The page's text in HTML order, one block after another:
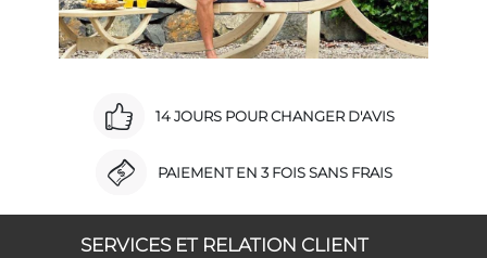
14 JOURS POUR CHANGER D'AVIS
PAIEMENT EN 3 FOIS SANS FRAIS
SERVICES ET RELATION CLIENT